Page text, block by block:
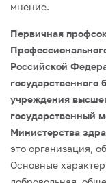
мнение.
Первичная
Российской
государственного
учреждения
государственный
Министерства
это организация,
Основные